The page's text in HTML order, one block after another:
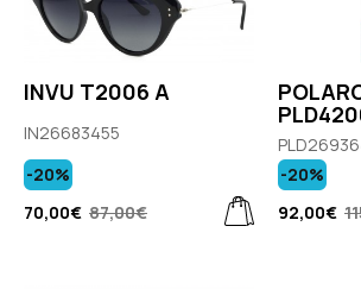
INVU T2006 A
IN26683455
70,00€ 87,00€
-20%
92,00€
-20%